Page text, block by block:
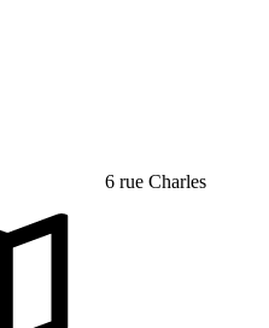
6 rue Charles